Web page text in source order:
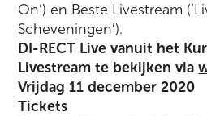
On’) en Beste Livestream
Scheveningen’).
DI-RECT Live vanuit het
Livestream te bekijken via
Vrijdag 11 december 2020
Tickets